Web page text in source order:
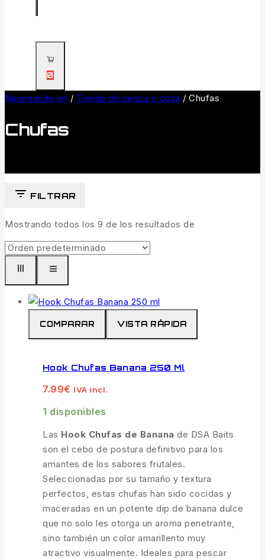
0
Navegando en / Tienda de pesca y caza / Chufas
Chufas
FILTRAR
Mostrando todos los 9 de los resultados de
COMPARAR VISTA RÁPIDA
Hook Chufas Banana 250 Ml
7.99€ IVA incl.
1 disponibles
Las Hook Chufas de Banana de DSA Baits
son el cebo de postura definitivo para los
amantes de los sabores frutales.
Seleccionadas por su tamaño y textura
perfectos, estas chufas han sido cocidas y
maceradas en un potente dip de banana dulce
que no solo les otorga un aroma penetrante,
sino también un color amarillento muy
atractivo visualmente. Ideales para pescar